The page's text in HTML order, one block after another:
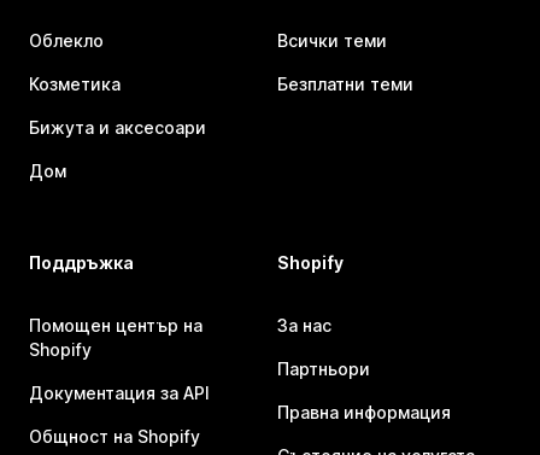
Облекло
Козметика
Бижута и аксесоари
Дом
Всички теми
Безплатни теми
Поддръжка
Помощен център на
Shopify
Документация за API
Общност на Shopify
Shopify
За нас
Партньори
Правна информация